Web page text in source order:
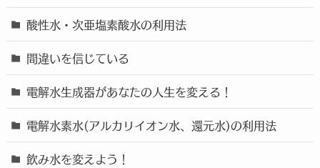
酸性水・次亜塩素酸水の利用法
間違いを信じている
電解水生成器があなたの人生を変える！
電解水素水(アルカリイオン水、還元水)の利用法
飲み水を変えよう！